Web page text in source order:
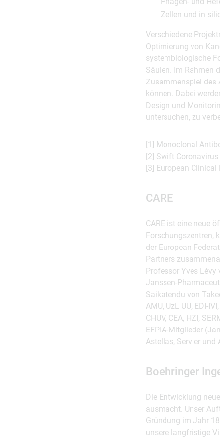
Zellen und in
Verschiedene
Optimierung von
systembiologische
Säulen. Im Rahmen
Zusammenspiel des
können. Dabei
Design und
untersuchen, zu
[1] Monoclonal
[2] Swift
[3] European
CARE
CARE ist eine neue
Forschungszentren,
der European
Partners
Professor Yves
Janssen-
Saikatendu von
AMU, UzL UU, EDI-
CHUV, CEA, HZI,
EFPIA-Mitglieder
Astellas, Servier und
Boehringer
Die Entwicklung
ausmacht. Unser
Gründung im Jahr
unsere langfristige